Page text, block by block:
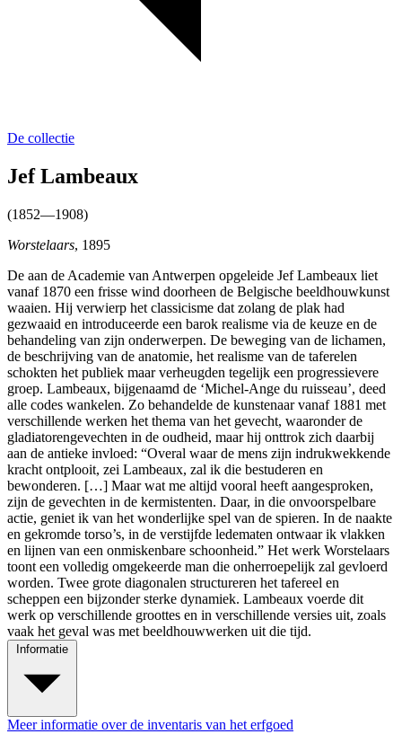
De collectie
Jef Lambeaux
(1852—1908)
Worstelaars, 1895
De aan de Academie van Antwerpen opgeleide Jef Lambeaux liet
vanaf 1870 een frisse wind doorheen de Belgische beeldhouwkunst
waaien. Hij verwierp het classicisme dat zolang de plak had
gezwaaid en introduceerde een barok realisme via de keuze en de
behandeling van zijn onderwerpen. De beweging van de lichamen,
de beschrijving van de anatomie, het realisme van de taferelen
schokten het publiek maar verheugden tegelijk een progressievere
groep. Lambeaux, bijgenaamd de ‘Michel-Ange du ruisseau’, deed
alle codes wankelen. Zo behandelde de kunstenaar vanaf 1881 met
verschillende werken het thema van het gevecht, waaronder de
gladiatorengevechten in de oudheid, maar hij onttrok zich daarbij
aan de antieke invloed: “Overal waar de mens zijn indrukwekkende
kracht ontplooit, zei Lambeaux, zal ik die bestuderen en
bewonderen. […] Maar wat me altijd vooral heeft aangesproken,
zijn de gevechten in de kermistenten. Daar, in die onvoorspelbare
actie, geniet ik van het wonderlijke spel van de spieren. In de naakte
en gekromde torso’s, in de verstijfde ledematen ontwaar ik vlakken
en lijnen van een onmiskenbare schoonheid.” Het werk Worstelaars
toont een volledig omgekeerde man die onherroepelijk zal gevloerd
worden. Twee grote diagonalen structureren het tafereel en
scheppen een bijzonder sterke dynamiek. Lambeaux voerde dit
werk op verschillende groottes en in verschillende versies uit, zoals
vaak het geval was met beeldhouwwerken uit die tijd.
Informatie
Meer informatie over de inventaris van het erfgoed